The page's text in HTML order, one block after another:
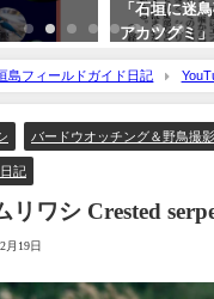
「石垣に迷
アカツグミ」
島フィールドガイド日記
バードウオッチング＆野鳥撮影
記
リワシ Crested
月19日